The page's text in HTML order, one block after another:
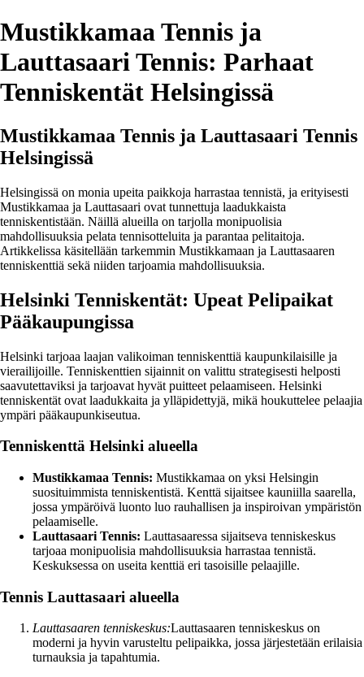
Mustikkamaa Tennis ja
Lauttasaari Tennis: Parhaat
Tenniskentät Helsingissä
Mustikkamaa Tennis ja Lauttasaari Tennis
Helsingissä
Helsingissä on monia upeita paikkoja harrastaa tennistä, ja erityisesti
Mustikkamaa ja Lauttasaari ovat tunnettuja laadukkaista
tenniskentistään. Näillä alueilla on tarjolla monipuolisia
mahdollisuuksia pelata tennisotteluita ja parantaa pelitaitoja.
Artikkelissa käsitellään tarkemmin Mustikkamaan ja Lauttasaaren
tenniskenttiä sekä niiden tarjoamia mahdollisuuksia.
Helsinki Tenniskentät: Upeat Pelipaikat
Pääkaupungissa
Helsinki tarjoaa laajan valikoiman tenniskenttiä kaupunkilaisille ja
vierailijoille. Tenniskenttien sijainnit on valittu strategisesti helposti
saavutettaviksi ja tarjoavat hyvät puitteet pelaamiseen. Helsinki
tenniskentät ovat laadukkaita ja ylläpidettyjä, mikä houkuttelee pelaajia
ympäri pääkaupunkiseutua.
Tenniskenttä Helsinki alueella
Mustikkamaa Tennis: Mustikkamaa on yksi Helsingin
suosituimmista tenniskentistä. Kenttä sijaitsee kauniilla saarella,
jossa ympäröivä luonto luo rauhallisen ja inspiroivan ympäristön
pelaamiselle.
Lauttasaari Tennis: Lauttasaaressa sijaitseva tenniskeskus
tarjoaa monipuolisia mahdollisuuksia harrastaa tennistä.
Keskuksessa on useita kenttiä eri tasoisille pelaajille.
Tennis Lauttasaari alueella
Lauttasaaren tenniskeskus:Lauttasaaren tenniskeskus on
moderni ja hyvin varusteltu pelipaikka, jossa järjestetään erilaisia
turnauksia ja tapahtumia.